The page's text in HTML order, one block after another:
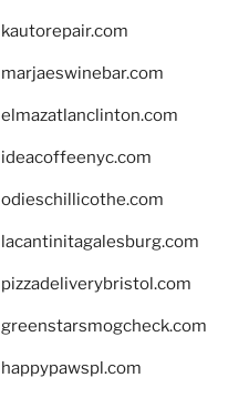
kautorepair.com
marjaeswinebar.com
elmazatlanclinton.com
ideacoffeenyc.com
odieschillicothe.com
lacantinitagalesburg.com
pizzadeliverybristol.com
greenstarsmogcheck.com
happypawspl.com